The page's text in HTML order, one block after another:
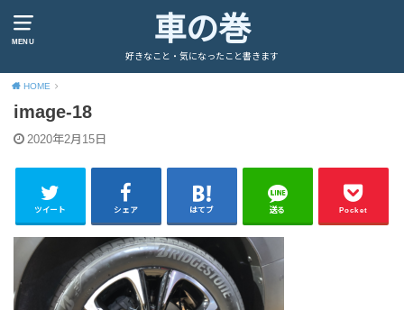
MENU 車の巻
好きなこと・気になったこと書きます
HOME
image-18
2020年2月15日
ツイート シェア はてブ 送る Pocket